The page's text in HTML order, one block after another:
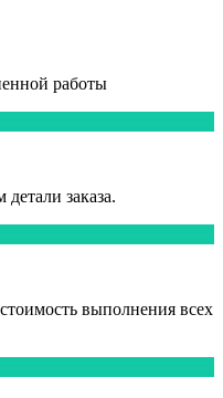
работы
заказа.
выполнения всех